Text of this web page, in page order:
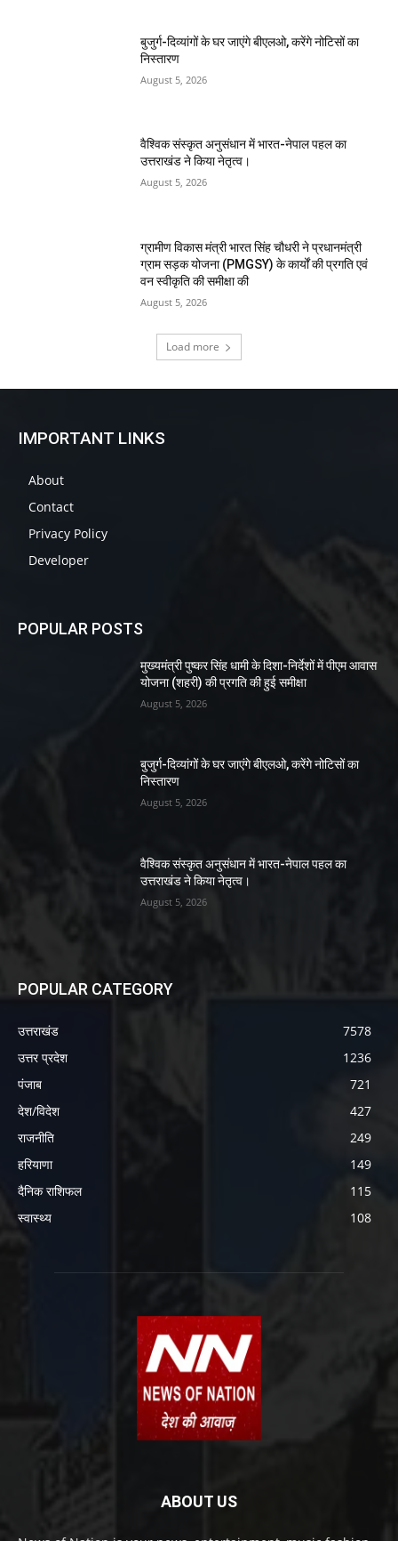
बुजुर्ग-दिव्यांगों के घर जाएंगे बीएलओ, करेंगे नोटिसों का
निस्तारण
August 5, 2026
वैश्विक संस्कृत अनुसंधान में भारत-नेपाल पहल का
उत्तराखंड ने किया नेतृत्व।
August 5, 2026
ग्रामीण विकास मंत्री भारत सिंह चौधरी ने प्रधानमंत्री
ग्राम सड़क योजना (PMGSY) के कार्यों की प्रगति एवं
वन स्वीकृति की समीक्षा की
August 5, 2026
Load more
IMPORTANT LINKS
About
Contact
Privacy Policy
Developer
POPULAR POSTS
मुख्यमंत्री पुष्कर सिंह धामी के दिशा-निर्देशों में पीएम आवास
योजना (शहरी) की प्रगति की हुई समीक्षा
August 5, 2026
बुजुर्ग-दिव्यांगों के घर जाएंगे बीएलओ, करेंगे नोटिसों का
निस्तारण
August 5, 2026
वैश्विक संस्कृत अनुसंधान में भारत-नेपाल पहल का
उत्तराखंड ने किया नेतृत्व।
August 5, 2026
POPULAR CATEGORY
उत्तराखंड
7578
उत्तर प्रदेश
1236
पंजाब
721
देश/विदेश
427
राजनीति
249
हरियाणा
149
दैनिक राशिफल
115
स्वास्थ्य
108
ABOUT US